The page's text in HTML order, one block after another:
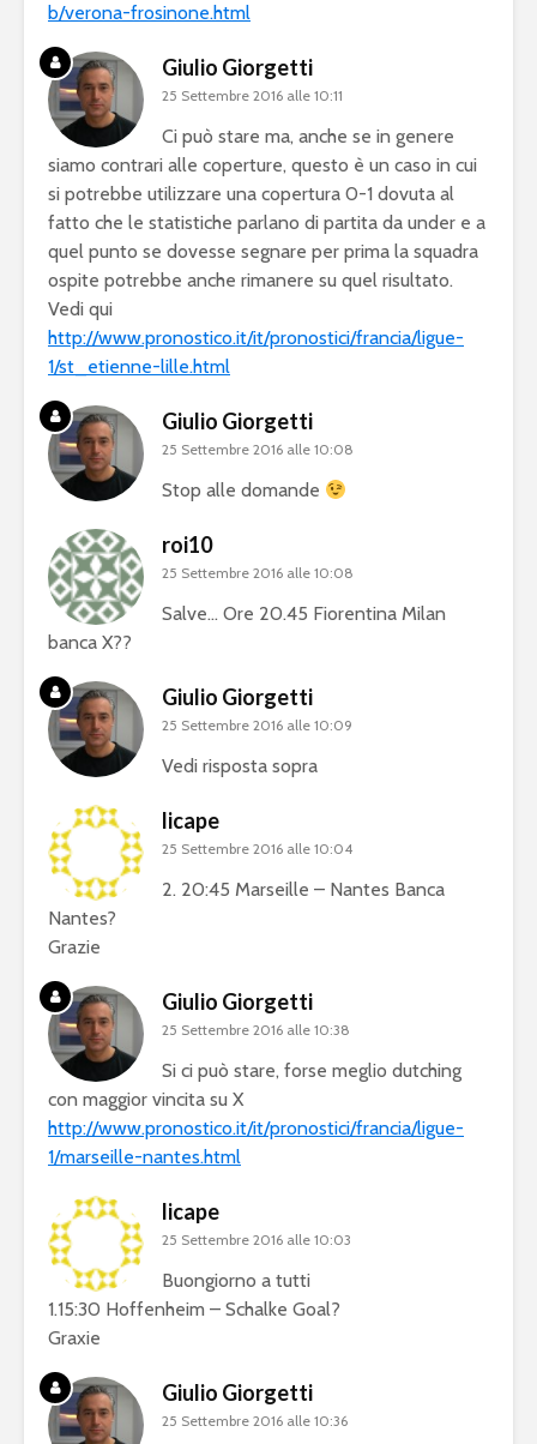
b/verona-frosinone.html
Giulio Giorgetti
25 Settembre 2016 alle 10:11
Ci può stare ma, anche se in genere
siamo contrari alle coperture, questo è un caso in cui
si potrebbe utilizzare una copertura 0-1 dovuta al
fatto che le statistiche parlano di partita da under e a
quel punto se dovesse segnare per prima la squadra
ospite potrebbe anche rimanere su quel risultato.
Vedi qui
http://www.pronostico.it/it/pronostici/francia/ligue-
1/st_etienne-lille.html
Giulio Giorgetti
25 Settembre 2016 alle 10:08
Stop alle domande
roi10
25 Settembre 2016 alle 10:08
Salve… Ore 20.45 Fiorentina Milan
banca X??
Giulio Giorgetti
25 Settembre 2016 alle 10:09
Vedi risposta sopra
licape
25 Settembre 2016 alle 10:04
2. 20:45 Marseille – Nantes Banca
Nantes?
Grazie
Giulio Giorgetti
25 Settembre 2016 alle 10:38
Si ci può stare, forse meglio dutching
con maggior vincita su X
http://www.pronostico.it/it/pronostici/francia/ligue-
1/marseille-nantes.html
licape
25 Settembre 2016 alle 10:03
Buongiorno a tutti
1.15:30 Hoffenheim – Schalke Goal?
Graxie
Giulio Giorgetti
25 Settembre 2016 alle 10:36